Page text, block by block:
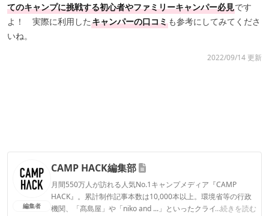
てのキャンプに挑戦する初心者やファミリーキャンパー必見です
よ！ 実際に利用したキャンパーの口コミも参考にしてみてくださ
いね。
2022/09/14 更新
編集者
CAMP HACK編集部
月間550万人が訪れる人気No.1キャンプメディア『CAMP
HACK』。累計制作記事本数は10,000本以上。環境省等の行政
機関、「髙島屋」や「niko and ...」といったクライアントとの
...続きを読む